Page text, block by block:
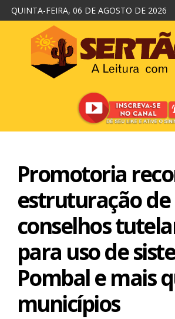
QUINTA-FEIRA, 06 DE AGOSTO DE 2026
Promotoria
estruturação de
conselhos
para uso de
Pombal e mais
municípios